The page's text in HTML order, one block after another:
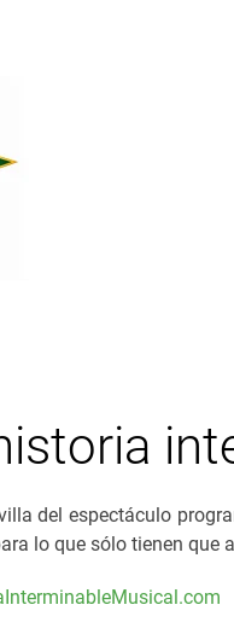
del espectáculo
lo que sólo tienen